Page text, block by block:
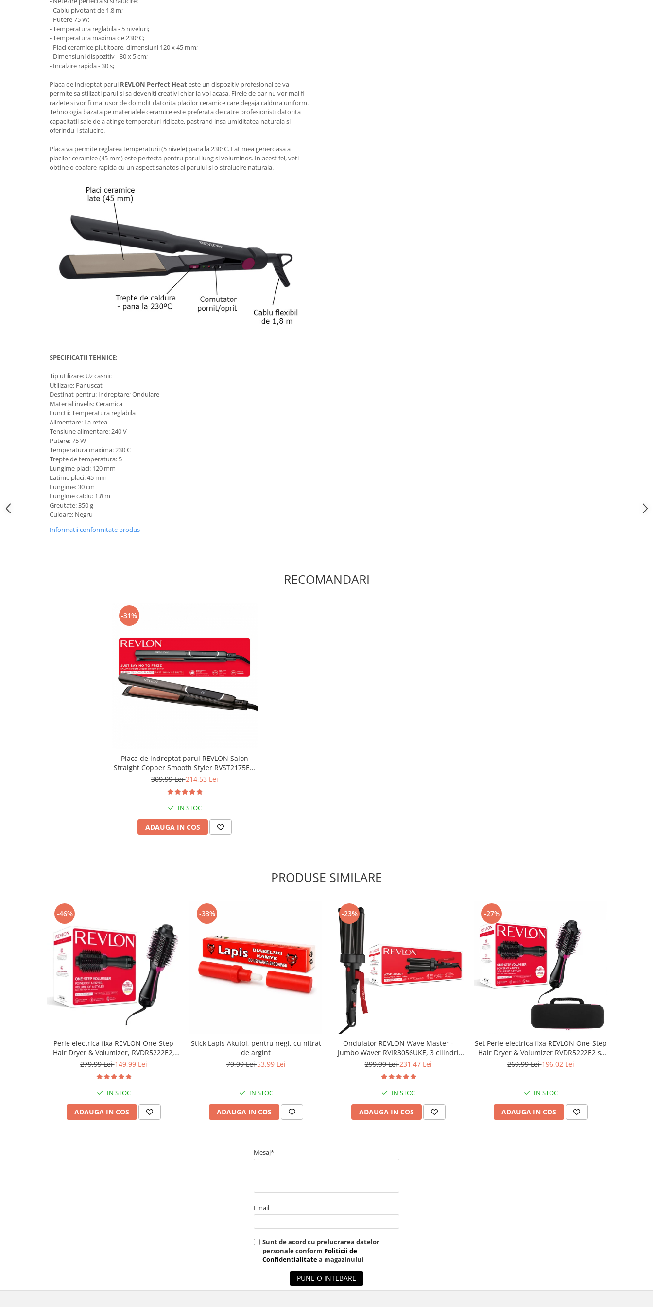
Cantare corporale
Ingrjire faciala
Manichiura-pedichiura
Tratamente ingrjire corp
Igiena dentara
Periute de dinti electrice
Irigatoare bucale
Accesorii si rezerve
Ondulatoare si placi de par
Uscatoare si perii electrice
Electrocasnice & climatizare
Proteine si aminoacizi
Tablete energizante
Alte suplimente nutritive
Uniforme si saboti medicali
Saboti medicali
- Cablu pivotant de 1.8 m;
- Putere 75 W;
- Temperatura reglabila - 5 niveluri;
- Temperatura maxima de 230°C;
- Placi ceramice plutitoare, dimensiuni 120 x 45 mm;
- Dimensiuni dispozitiv - 30 x 5 cm;
- Incalzire rapida - 30 s;
Placa de indreptat parul REVLON Perfect Heateste un dispozitiv profesional ce va
permite sa stilizati parul si sa deveniti creativi chiar la voi acasa. Firele de par nu vor mai fi
razlete si vor fi mai usor de domolit datorita placilor ceramice care degaja caldura uniform.
Tehnologia bazata pe materialele ceramice este preferata de catre profesionisti datorita
capacitatii sale de a atinge temperaturi ridicate, pastrand insa umiditatea naturala si
oferindu-i stalucire.
Placa va permite reglarea temperaturii (5 nivele) pana la 230°C. Latimea generoasa a
placilor ceramice (45 mm) este perfecta pentru parul lung si voluminos. In acest fel, veti
obtine o coafare rapida cu un aspect sanatos al parului si o stralucire naturala.
SPECIFICATII TEHNICE:
Tip utilizare: Uz casnic
Utilizare: Par uscat
Destinat pentru: Indreptare; Ondulare
Material invelis: Ceramica
Functii: Temperatura reglabila
Alimentare: La retea
Tensiune alimentare: 240 V
Putere: 75 W
Temperatura maxima: 230 C
Trepte de temperatura: 5
Lungime placi: 120 mm
Latime placi: 45 mm
Lungime: 30 cm
Lungime cablu: 1.8 m
Greutate: 350 g
Culoare: Negru
Informatii conformitate produs
RECOMANDARI
-31%
Placa de indreptat parul REVLON Salon
Straight Copper Smooth Styler RVST2175E2,
afisaj LCD
309,99 Lei214,53 Lei
IN STOC
ADAUGA IN COS
PRODUSE SIMILARE
-46%
Perie electrica fixa REVLON One-Step
Hair Dryer & Volumizer, RVDR5222E2,
pentru par mediu si lung
279,99 Lei149,99 Lei
IN STOC
ADAUGA IN COS
-33%
Stick Lapis Akutol, pentru negi, cu nitrat
de argint
79,99 Lei53,99 Lei
IN STOC
ADAUGA IN COS
-23%
Ondulator REVLON Wave Master -
Jumbo Waver RVIR3056UKE, 3 cilindri
extra mari, 30 setari temperatura,
299,99 Lei231,47 Lei
IN STOC
ADAUGA IN COS
-27%
Set Perie electrica fixa REVLON One-Step
Hair Dryer & Volumizer RVDR5222E2 si
geanta transport RedLine Case One
269,99 Lei196,02 Lei
IN STOC
ADAUGA IN COS
Mesaj*
Email
Sunt de acord cu prelucrarea datelor
personale conform Politicii de
Confidentialitatea magazinului
PUNE O INTEBARE